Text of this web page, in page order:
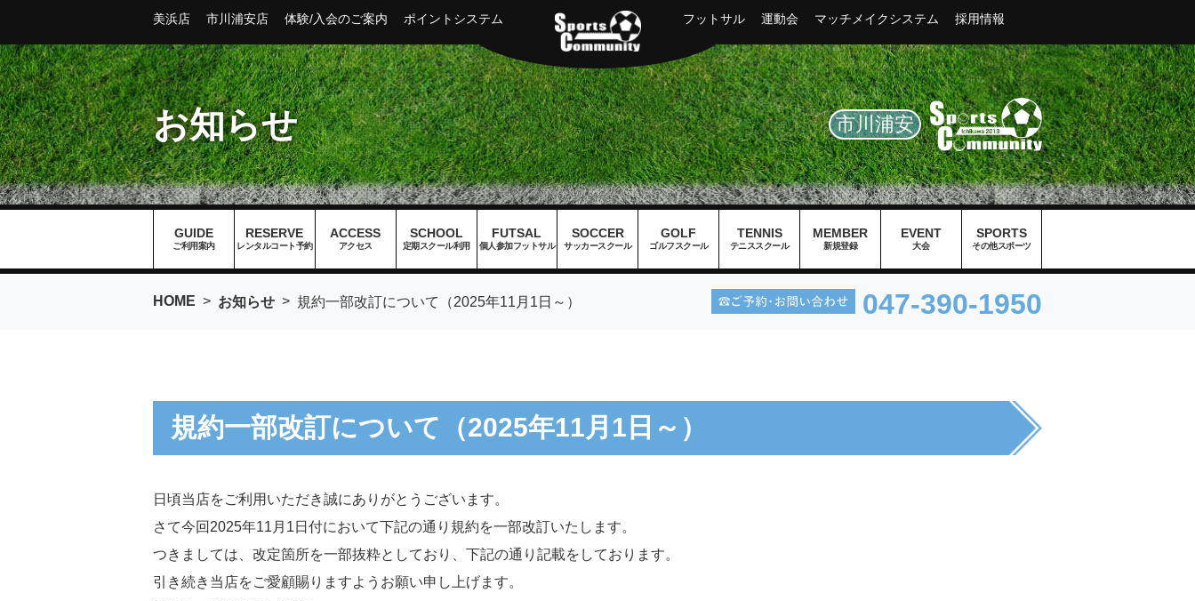
美浜店 市川浦安店 体験/入会のご案内 ポイントシステム フットサル 運動会 マッチメイクシステム 採用情報
お知らせ 市川浦安
GUIDE
ご利用案内
RESERVE
レンタルコート予約
ACCESS
アクセス
SCHOOL
定期スクール利用
FUTSAL
個人参加フットサル
SOCCER
サッカースクール
GOLF
ゴルフスクール
TENNIS
テニススクール
MEMBER
新規登録
EVENT
大会
SPORTS
その他スポーツ
HOME > お知らせ > 規約一部改訂について（2025年11月1日～） 047-390-1950
規約一部改訂について（2025年11月1日～）
日頃当店をご利用いただき誠にありがとうございます。
さて今回2025年11月1日付において下記の通り規約を一部改訂いたします。
つきましては、改定箇所を一部抜粋としており、下記の通り記載をしております。
引き続き当店をご愛顧賜りますようお願い申し上げます。